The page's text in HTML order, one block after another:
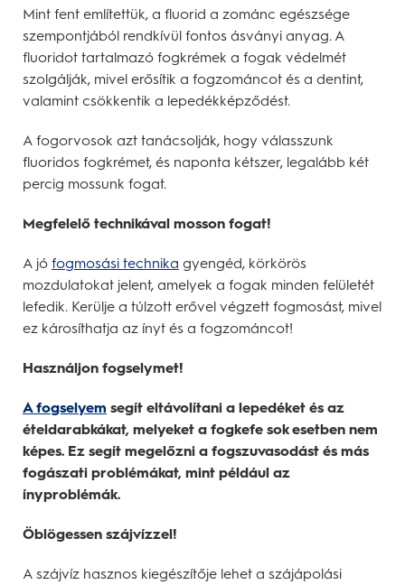
Mint fent említettük, a fluorid a zománc egészsége
szempontjából rendkívül fontos ásványi anyag. A
fluoridot tartalmazó fogkrémek a fogak védelmét
szolgálják, mivel erősítik a fogzománcot és a dentint,
valamint csökkentik a lepedékképződést.
A fogorvosok azt tanácsolják, hogy válasszunk
fluoridos fogkrémet, és naponta kétszer, legalább két
percig mossunk fogat.
Megfelelő technikával mosson fogat!
A jó fogmosási technika gyengéd, körkörös
mozdulatokat jelent, amelyek a fogak minden felületét
lefedik. Kerülje a túlzott erővel végzett fogmosást, mivel
ez károsíthatja az ínyt és a fogzománcot!
Használjon fogselymet!
A fogselyem segít eltávolítani a lepedéket és az
ételdarabkákat, melyeket a fogkefe sok esetben nem
képes. Ez segít megelőzni a fogszuvasodást és más
fogászati problémákat, mint például az
ínyproblémák.
Öblögessen szájvízzel!
A szájvíz hasznos kiegészítője lehet a szájápolási